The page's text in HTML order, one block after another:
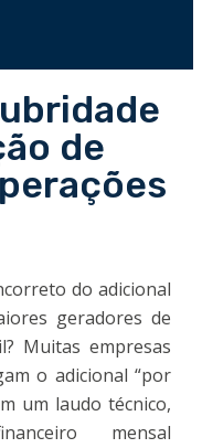
de
do adicional
geradores de
Muitas empresas
o adicional “por
um laudo técnico,
mensal